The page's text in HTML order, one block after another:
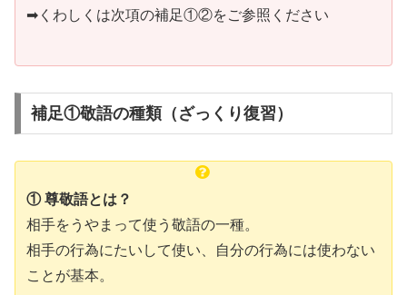
➡︎くわしくは次項の補足①②をご参照ください
補足①敬語の種類（ざっくり復習）
① 尊敬語とは？
相手をうやまって使う敬語の一種。
相手の行為にたいして使い、自分の行為には使わない
ことが基本。